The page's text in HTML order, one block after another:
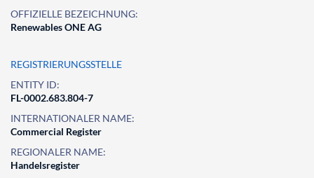
OFFIZIELLE BEZEICHNUNG:
Renewables ONE AG
REGISTRIERUNGSSTELLE
ENTITY ID:
FL-0002.683.804-7
INTERNATIONALER NAME:
Commercial Register
REGIONALER NAME:
Handelsregister